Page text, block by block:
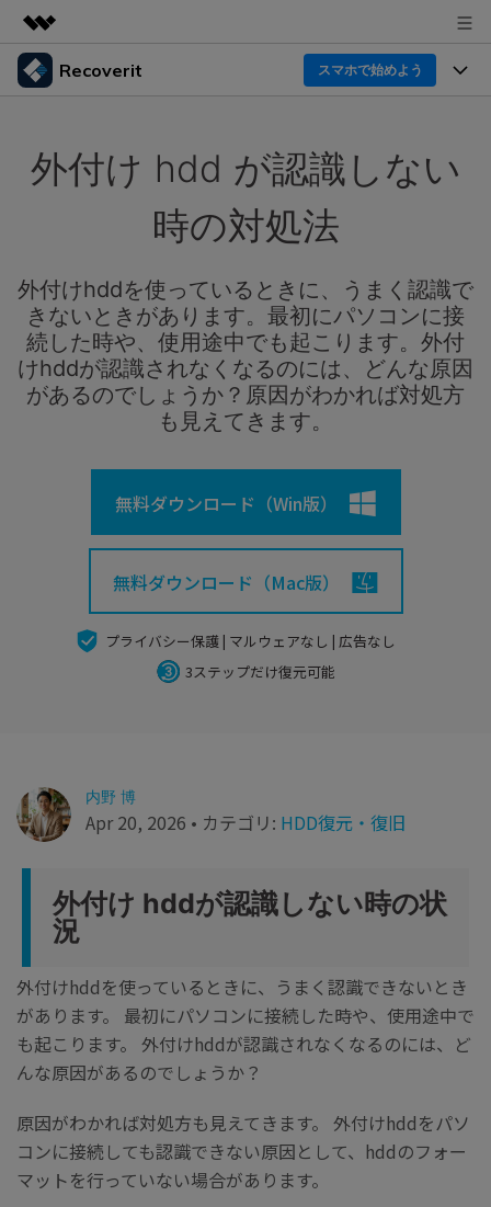
製品
概要
企業情報
サポート
Recoverit スマホで始めよう
Recoverit for Windows
Windowsデータ復元ならRecoverit！確実な復元技術と
スマホで始めよう
Recoverit for Mac
AI
Recoverit 無料版
スマホで始めよう
Repairit - データ修復
機能一覧
ドライブから復元
削除されたメディアを復元
独自の復元ソリューション 新着
ドキュメントを復元
データ損失のシナリオ
すべての機能を確認
データ復元
外付けデバイス復元
パソコン復元
詳しくは
Recoveritとは
データ復元の専門家
カスタマーストーリー
Recoveritをよりよく活用
操作ガイド
search
外付け hdd が認識しない
時の対処法
外付けhddを使っているときに、うまく認識で
きないときがあります。最初にパソコンに接
続した時や、使用途中でも起こります。外付
けhddが認識されなくなるのには、どんな原因
があるのでしょうか？原因がわかれば対処方
も見えてきます。
無料ダウンロード（Win版）
無料ダウンロード（Mac版）
プライバシー保護 | マルウェアなし | 広告なし
3ステップだけ復元可能
内野 博
Apr 20, 2026 • カテゴリ: HDD復元・復旧
外付け hddが認識しない時の状
況
外付けhddを使っているときに、うまく認識できないとき
があります。 最初にパソコンに接続した時や、使用途中で
も起こります。 外付けhddが認識されなくなるのには、ど
んな原因があるのでしょうか？
原因がわかれば対処方も見えてきます。 外付けhddをパソ
コンに接続しても認識できない原因として、hddのフォー
マットを行っていない場合があります。